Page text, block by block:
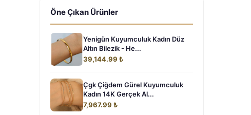
Öne Çıkan Ürünler
Yenigün Kuyumculuk Kadın Düz
Altın Bilezik - He...
39,144.99 ₺
Çgk Çiğdem Gürel Kuyumculuk
Kadın 14K Gerçek Al...
7,967.99 ₺